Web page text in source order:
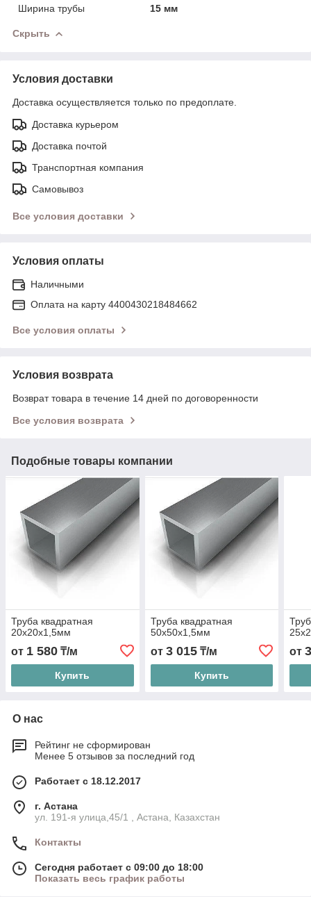
Ширина трубы
15 мм
Скрыть
Условия доставки
Доставка осуществляется только по предоплате.
Доставка курьером
Доставка почтой
Транспортная компания
Самовывоз
Все условия доставки
Условия оплаты
Наличными
Оплата на карту 4400430218484662
Все условия оплаты
Условия возврата
Возврат товара в течение 14 дней по договоренности
Все условия возврата
Подобные товары компании
Труба квадратная
20х20х1,5мм
от 1 580 ₸/м
Купить
Труба квадратная
50х50х1,5мм
от 3 015₸/м
Купить
от
О нас
Рейтинг не сформирован
Менее 5 отзывов за последний год
Работает с 18.12.2017
г. Астана
ул. 191-я улица,45/1 , Астана, Казахстан
Контакты
Сегодня работает с 09:00 до 18:00
Показать весь график работы